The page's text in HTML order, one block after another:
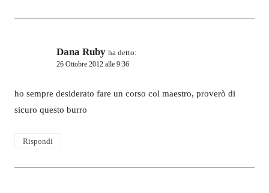
Dana Ruby ha detto:
26 Ottobre 2012 alle 9:36
ho sempre desiderato fare un corso col maestro, proverò di
sicuro questo burro
Rispondi